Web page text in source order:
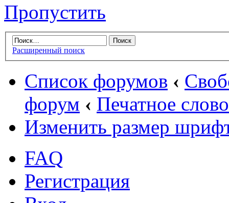
Пропустить
Расширенный поиск
Список форумов ‹
форум ‹ Печатное
Изменить размер
FAQ
Регистрация